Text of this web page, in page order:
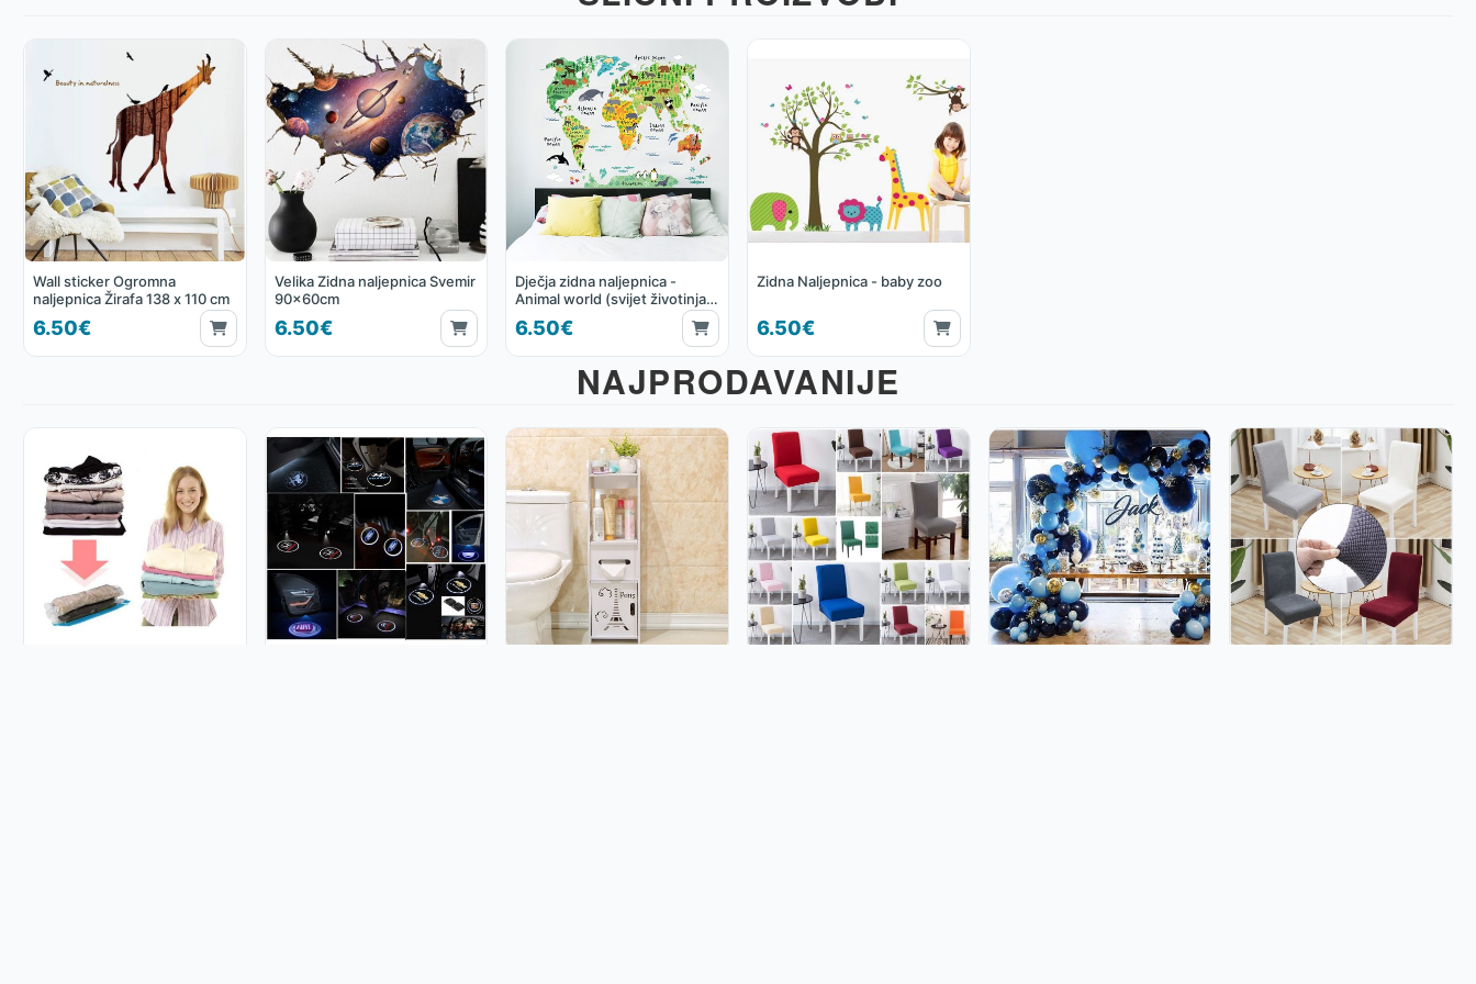
Wall sticker Ogromna
naljepnica Žirafa 138 x 110 cm
6.50€
Velika Zidna naljepnica Svemir
90x60cm
6.50€
Dječja zidna naljepnica -
Animal world (svijet životinja)
60*90cm
6.50€
Zidna Naljepnica - baby zoo
6.50€
NAJPRODAVANIJE